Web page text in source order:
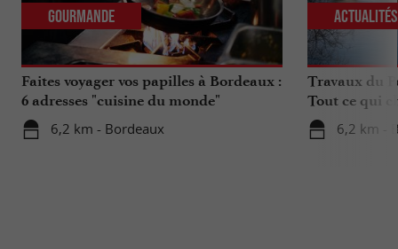
Faites voyager vos papilles à Bordeaux :
6 adresses "cuisine du monde"
6,2 km - Bordeaux
Gourmande
Travaux du
Tout ce qui
6,2 km -
Actualités